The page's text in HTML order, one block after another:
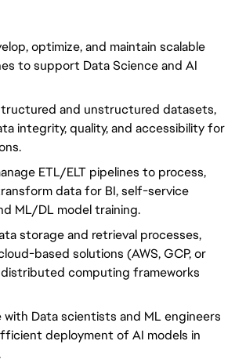
optimize, and maintain scalable
to support Data Science and AI
and unstructured datasets,
integrity, quality, and accessibility for
ETL/ELT pipelines to process,
data for BI, self-service
ML/DL model training.
storage and retrieval processes,
based solutions (AWS, GCP, or
computing frameworks
with Data scientists and ML engineers
deployment of AI models in